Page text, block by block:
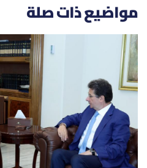
مواضيع ذات صلة